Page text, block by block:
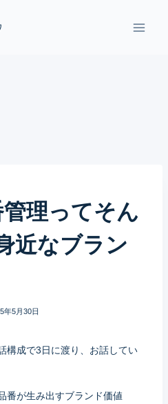
理ってそん
近なブラン
年5月30日
構成で3日に渡り、お話してい
番が生み出すブランド価値